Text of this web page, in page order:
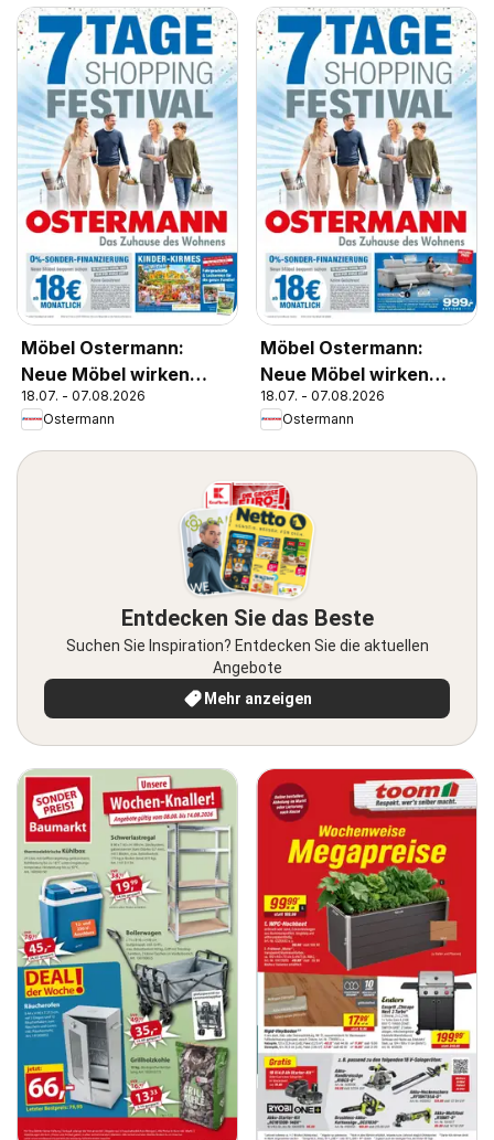
Möbel Ostermann:
Neue Möbel wirken
Wunder.
18.07. - 07.08.2026
Ostermann
Möbel Ostermann:
Neue Möbel wirken
Wunder.
18.07. - 07.08.2026
Ostermann
Entdecken Sie das Beste
Suchen Sie Inspiration? Entdecken Sie die aktuellen
Angebote
Mehr anzeigen